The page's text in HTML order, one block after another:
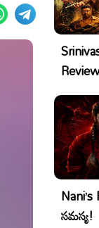
రేటింగ్
సమస్య!